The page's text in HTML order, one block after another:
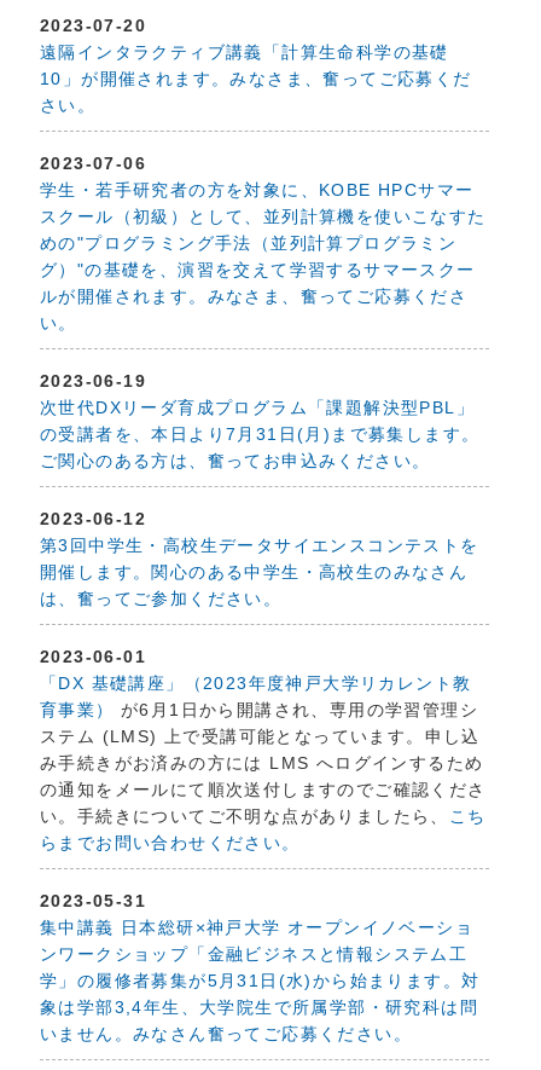
2023-07-20
遠隔インタラクティブ講義「計算生命科学の基礎
10」が開催されます。みなさま、奮ってご応募くだ
さい。
2023-07-06
学生・若手研究者の方を対象に、KOBE HPCサマー
スクール（初級）として、並列計算機を使いこなすた
めの"プログラミング手法（並列計算プログラミン
グ）"の基礎を、演習を交えて学習するサマースクー
ルが開催されます。みなさま、奮ってご応募くださ
い。
2023-06-19
次世代DXリーダ育成プログラム「課題解決型PBL」
の受講者を、本日より7月31日(月)まで募集します。
ご関心のある方は、奮ってお申込みください。
2023-06-12
第3回中学生・高校生データサイエンスコンテストを
開催します。関心のある中学生・高校生のみなさん
は、奮ってご参加ください。
2023-06-01
「DX 基礎講座」（2023年度神戸大学リカレント教
育事業）
が6月1日から開講され、専用の学習管理シ
ステム (LMS) 上で受講可能となっています。申し込
み手続きがお済みの方には LMS へログインするため
の通知をメールにて順次送付しますのでご確認くださ
い。手続きについてご不明な点がありましたら、 こち
らまでお問い合わせください。
2023-05-31
集中講義 日本総研×神戸大学 オープンイノベーショ
ンワークショップ「金融ビジネスと情報システム工
学」の履修者募集が5月31日(水)から始まります。対
象は学部3,4年生、大学院生で所属学部・研究科は問
いません。みなさん奮ってご応募ください。